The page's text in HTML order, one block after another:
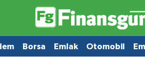
Borsa Emlak Otomobil